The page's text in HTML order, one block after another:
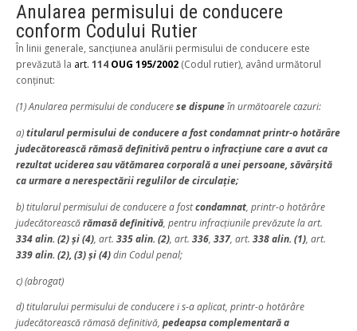
Anularea permisului de conducere
conform Codului Rutier
În linii generale, sancțiunea anulării permisului de conducere este
prevăzută la art. 114 OUG 195/2002 (Codul rutier), având următorul
conținut:
(1) Anularea permisului de conducerese dispuneîn următoarele cazuri:
a)titularul permisului de conducere a fost condamnat printr-o hotărâre
judecătorească rămasă definitivă pentru o infracţiune care a avut ca
rezultat uciderea sau vătămarea corporală a unei persoane, săvârşită
ca urmare a nerespectării regulilor de circulaţie;
b) titularul permisului de conducere a fostcondamnat, printr-o hotărâre
judecătoreascărămasă definitivă, pentru infracţiunile prevăzute la art.
334 alin. (2) şi (4), art. 335 alin. (2), art. 336, 337, art. 338 alin. (1), art.
339 alin. (2), (3) şi (4)din Codul penal;
c) (abrogat)
d) titularului permisului de conducere i s-a aplicat, printr-o hotărâre
judecătorească rămasă definitivă, pedeapsa complementară a